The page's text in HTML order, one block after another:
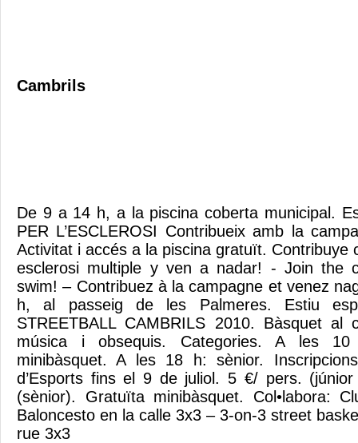
Cambrils
De 9 a 14 h, a la piscina coberta municipal.
PER L’ESCLEROSI Contribueix amb la
Activitat i accés a la piscina gratuït. Contribuye
esclerosi multiple y ven a nadar! - Join the
swim! – Contribuez à la campagne et venez
h, al passeig de les Palmeres. Estiu
STREETBALL CAMBRILS 2010. Bàsquet al
música i obsequis. Categories. A les
minibàsquet. A les 18 h: sènior.
d’Esports fins el 9 de juliol. 5 €/ pers.
(sènior). Gratuïta minibàsquet. Col•labora:
Baloncesto en la calle 3x3 – 3-on-3 street
rue 3x3